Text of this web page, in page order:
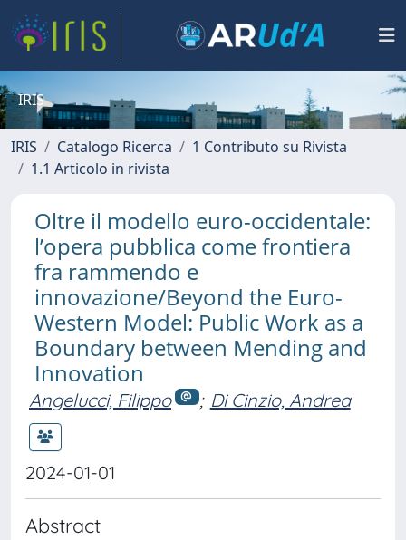
IRIS
IRIS Catalogo Ricerca
1 Contributo su Rivista
1.1 Articolo in rivista
Oltre il modello euro-occidentale:
l’opera pubblica come frontiera
fra rammendo e
innovazione/Beyond the Euro-
Western Model: Public Work as a
Boundary between Mending and
Innovation
Angelucci, Filippo ; Di Cinzio, Andrea
2024-01-01
Abstract